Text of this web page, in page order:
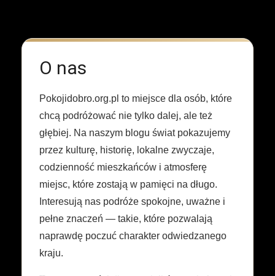
O nas
Pokojidobro.org.pl to miejsce dla osób, które
chcą podróżować nie tylko dalej, ale też
głębiej. Na naszym blogu świat pokazujemy
przez kulturę, historię, lokalne zwyczaje,
codzienność mieszkańców i atmosferę
miejsc, które zostają w pamięci na długo.
Interesują nas podróże spokojne, uważne i
pełne znaczeń — takie, które pozwalają
naprawdę poczuć charakter odwiedzanego
kraju.